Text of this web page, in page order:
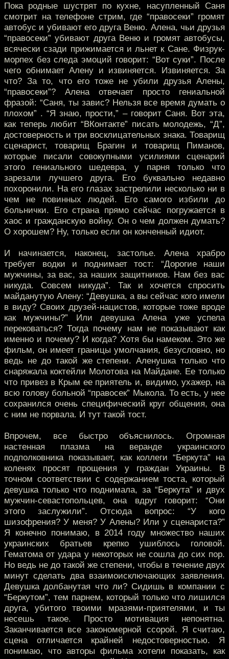
Пока родные шустрят по кухне, насупленный Саня
смотрит на телефоне стрим, где “правосеки” громят
автобус и убивают его друга Веню. Алена, чьи друзья
“правосеки” убивают друга Веню и громят автобусы,
всячески сзади прижимается и льнет к Сане. Физрук-
морпех без следа эмоций говорит: “Вот суки”. После
чего обнимает Алену и извиняется. Извиняется. За
что? За то, что его тоже не убили друзья Алены,
“правосеки”? Алена отвечает просто гениальной
фразой: “Саня, ты завис? Нельзя все время думать о
плохом” . “Я знаю, прости,” – говорит Саня. Вот эта,
как теперь любит “ВКонтакте” писать молодежь, “Д”,
достоверность и три восклицательных знака. Товарищ
сценарист, товарищ Брагин и товарищ Пиманов,
которые писали совокупными усилиями сценарий
этого гениального шедевра, у парня только что
зарезали лучшего друга. Его буквально недавно
похоронили. На его глазах застрелили несколько ни в
чем не повинных людей. Его самого избили до
больнички. Его страна прямо сейчас погружается в
хаос и гражданскую войну. Он о чем должен думать?
О хорошем? Ну, только если он конченный идиот.
И начинается, наконец, застолье. Алена храбро
требует водки и поднимает тост: “Дорогие наши
мужчины, за вас, за наших защитников. Нам без вас
никуда. Совсем никуда”. Так и хочется спросить
майданутую Алену: “Девушка, а вы сейчас кого имели
в виду? Своих друзей-нацистов, которые тоже вроде
как мужчины?” Или девушка Алена уже успела
перековаться? Тогда почему нам не показывают как
именно и почему? И когда? Хотя бы намеком. Это же
фильм, он имеет границы умолчания, безусловно, но
ведь не до такой же степени. Аленушка только что
снаряжала коктейли Молотова на Майдане. Ее только
что привез в Крым ее приятель и, видимо, ухажер, на
всю голову больной “правосек” Мыкола. То есть, у нее
сохранился очень специфический круг общения, она
с ним не порвала. И тут такой тост.
Впрочем, все быстро объяснилось. Огромная
настенная плазма на веранде украинского
подполковника показывает, как коллеги “Беркута” на
коленях просят прощения у граждан Украины. В
точном соответствии с содержанием тоста, который
девушка только что поднимала, за “Беркута” и двух
мужчин-севастопольцев, она вдруг говорит: “Они
этого заслужили”. Отсюда вопрос: “У кого
шизофрения? У меня? У Алены? Или у сценариста?”
Я конечно понимаю, в 2014 году множество наших
украинских братьев крепко ушиблось головой.
Гематома от удара у некоторых не сошла до сих пор.
Но ведь не до такой же степени, чтобы в течение двух
минут сделать два взаимоисключающих заявления.
Девушка долбанутая что ли? Сидишь в компании с
“Беркутом”, тем парнем, который только что лишился
друга, убитого твоими мразями-приятелями, и ты
несешь такое. Просто мотивация непонятна.
Заканчивается все закономерной ссорой. Я считаю,
сцена отличается крайней недостоверностью. Я
понимаю, что авторы фильма хотели показать, как